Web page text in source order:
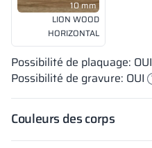
10 mm
LION WOOD
HORIZONTAL
Possibilité de plaquage: OUI
Possibilité de gravure: OUI
Couleurs des corps